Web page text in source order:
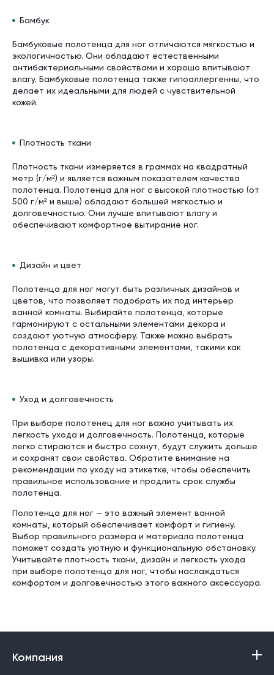
Бамбук
Бамбуковые полотенца для ног отличаются мягкостью и
экологичностью. Они обладают естественными
антибактериальными свойствами и хорошо впитывают
влагу. Бамбуковые полотенца также гипоаллергенны, что
делает их идеальными для людей с чувствительной
кожей.
Плотность ткани
Плотность ткани измеряется в граммах на квадратный
метр (г/м²) и является важным показателем качества
полотенца. Полотенца для ног с высокой плотностью (от
500 г/м² и выше) обладают большей мягкостью и
долговечностью. Они лучше впитывают влагу и
обеспечивают комфортное вытирание ног.
Дизайн и цвет
Полотенца для ног могут быть различных дизайнов и
цветов, что позволяет подобрать их под интерьер
ванной комнаты. Выбирайте полотенца, которые
гармонируют с остальными элементами декора и
создают уютную атмосферу. Также можно выбрать
полотенца с декоративными элементами, такими как
вышивка или узоры.
Уход и долговечность
При выборе полотенец для ног важно учитывать их
легкость ухода и долговечность. Полотенца, которые
легко стираются и быстро сохнут, будут служить дольше
и сохранят свои свойства. Обратите внимание на
рекомендации по уходу на этикетке, чтобы обеспечить
правильное использование и продлить срок службы
полотенца.
Полотенца для ног — это важный элемент ванной
комнаты, который обеспечивает комфорт и гигиену.
Выбор правильного размера и материала полотенца
поможет создать уютную и функциональную обстановку.
Учитывайте плотность ткани, дизайн и легкость ухода
при выборе полотенца для ног, чтобы наслаждаться
комфортом и долговечностью этого важного аксессуара.
Компания